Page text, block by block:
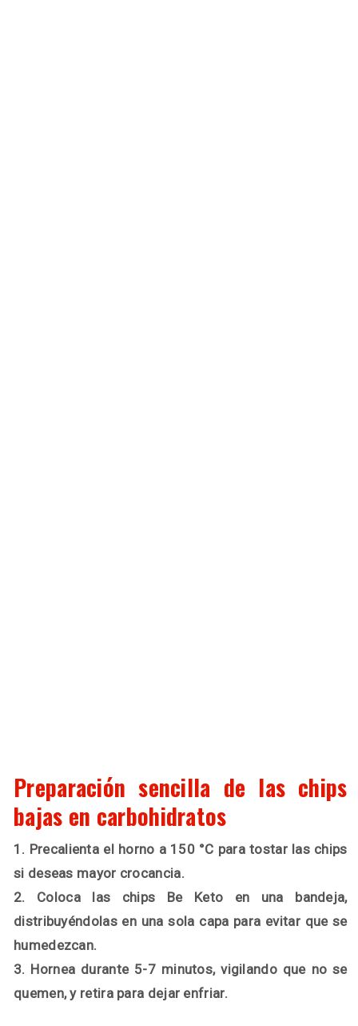
Preparación sencilla de las chips
bajas en carbohidratos
1. Precalienta el horno a 150 °C para tostar las chips
si deseas mayor crocancia.
2. Coloca las chips Be Keto en una bandeja,
distribuyéndolas en una sola capa para evitar que se
humedezcan.
3. Hornea durante 5-7 minutos, vigilando que no se
quemen, y retira para dejar enfriar.